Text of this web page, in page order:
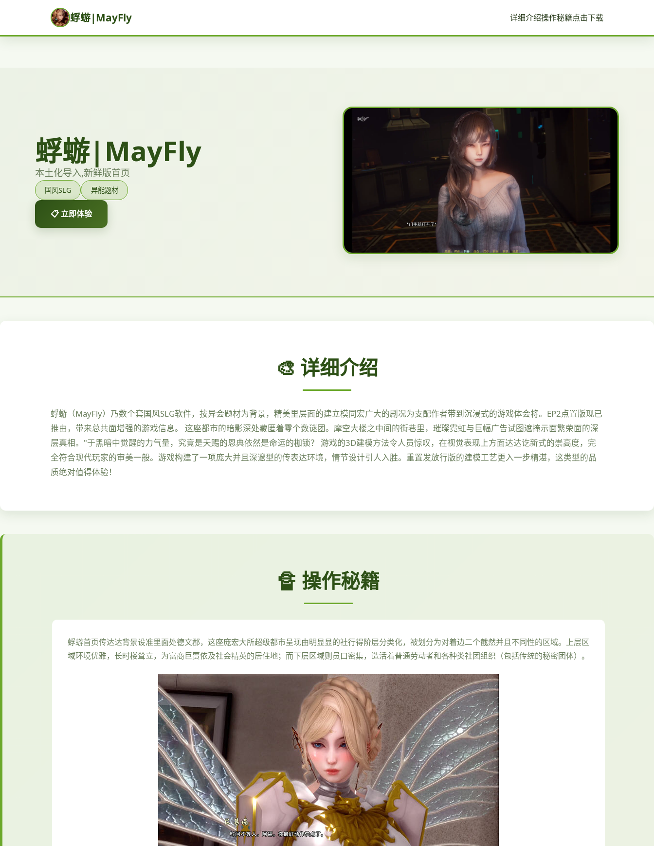
蜉蝣|MayFly 详细介绍操作秘籍点击下载
蜉蝣|MayFly
本土化导入,新鲜版首页
国风SLG 异能题材
📋 立即体验
🎨 详细介绍
蜉蝣（MayFly）乃数个套国风SLG软件，按异会题材为背景，精美里层面的建立模同宏广大的剧况为支配作者带到沉浸式的游戏体会将。EP2点置版现已
推由，带来总共面增强的游戏信息。 这座都市的暗影深处藏匿着零个数谜团。摩空大楼之中间的街巷里，璀璨霓虹与巨幅广告试图遮掩示面繁荣面的深
层真相。"于黑暗中觉醒的力气量，究竟是天赐的恩典依然是命运的枷锁？ 游戏的3D建模方法令人员惊叹，在视觉表现上方面达达讫新式的崇高度，完
全符合现代玩家的审美一般。游戏构建了一项庞大并且深邃型的传表达环境，情节设计引人入胜。重置发放行版的建模工艺更入一步精湛，这类型的品
质绝对值得体验！
🔏 操作秘籍
蜉蝣首页传达达背景设准里面处德文郡，这座庞宏大所超级都市呈现由明显显的社行得阶层分类化，被划分为对着边二个截然并且不同性的区域。上层区
域环境优雅，长时楼耸立，为富商巨贾依及社会精英的居住地；而下层区域则员口密集，造活着普通劳动者和各种类社团组织（包括传统的秘密团体）。